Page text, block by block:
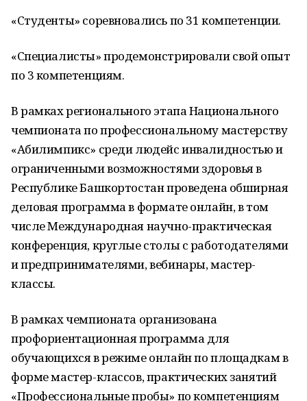
«Студенты» соревновались по 31 компетенции.
«Специалисты» продемонстрировали свой опыт
по 3 компетенциям.
В рамках регионального этапа Национального
чемпионата по профессиональному мастерству
«Абилимпикс» среди людейс инвалидностью и
ограниченными возможностями здоровья в
Республике Башкортостан проведена обширная
деловая программа в формате онлайн, в том
числе Международная научно-практическая
конференция, круглые столы с работодателями
и предпринимателями, вебинары, мастер-
классы.
В рамках чемпионата организована
профориентационная программа для
обучающихся в режиме онлайн по площадкам в
форме мастер-классов, практических занятий
«Профессиональные пробы» по компетенциям